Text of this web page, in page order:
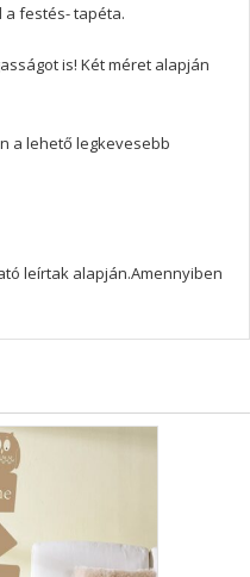
a festés- tapéta.
is! Két méret alapján
a lehető legkevesebb
leírtak alapján.Amennyiben